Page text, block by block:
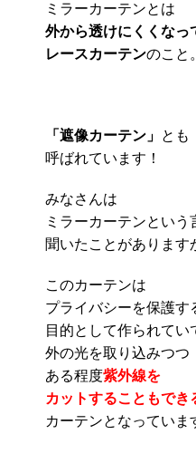
ミラーカーテンとは
外から透けにくくなっ
レースカーテンのこと。
「遮像カーテン」 とも
呼ばれています！
みなさんは
ミラーカーテンという
聞いたことがあります
このカーテンは
プライバシーを保護す
目的として作られてい
外の光を取り込みつつ
ある程度紫外線を
カットすることもでき
カーテンとなっていま